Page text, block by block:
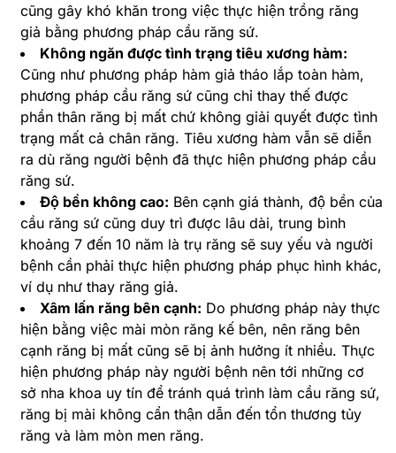
cũng gây khó khăn trong việc thực hiện trồng răng
giả bằng phương pháp cầu răng sứ.
Không ngăn được tình trạng tiêu xương hàm:
Cũng như phương pháp hàm giả tháo lắp toàn hàm,
phương pháp cầu răng sứ cũng chỉ thay thế được
phần thân răng bị mất chứ không giải quyết được tình
trạng mất cả chân răng. Tiêu xương hàm vẫn sẽ diễn
ra dù răng người bệnh đã thực hiện phương pháp cầu
răng sứ.
Độ bền không cao: Bên cạnh giá thành, độ bền của
cầu răng sứ cũng duy trì được lâu dài, trung bình
khoảng 7 đến 10 năm là trụ răng sẽ suy yếu và người
bệnh cần phải thực hiện phương pháp phục hình khác,
ví dụ như thay răng giả.
Xâm lấn răng bên cạnh: Do phương pháp này thực
hiện bằng việc mài mòn răng kế bên, nên răng bên
cạnh răng bị mất cũng sẽ bị ảnh hưởng ít nhiều. Thực
hiện phương pháp này người bệnh nên tới những cơ
sở nha khoa uy tín để tránh quá trình làm cầu răng sứ,
răng bị mài không cẩn thận dẫn đến tổn thương tủy
răng và làm mòn men răng.